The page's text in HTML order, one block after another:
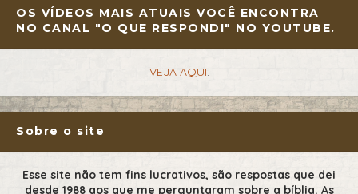
OS VÍDEOS MAIS ATUAIS VOCÊ ENCONTRA
NO CANAL "O QUE RESPONDI" NO YOUTUBE.
VEJA AQUI.
Sobre o site
Esse site não tem fins lucrativos, são respostas que dei
desde 1988 aos que me perguntaram sobre a bíblia. As